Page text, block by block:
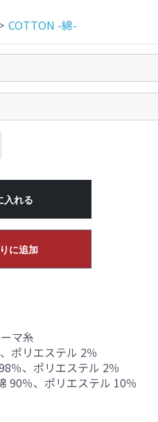
COTTON -綿-
入れる
に追加
マ糸
ポリエステル 2％
％、ポリエステル 2％
90％、ポリエステル 10％